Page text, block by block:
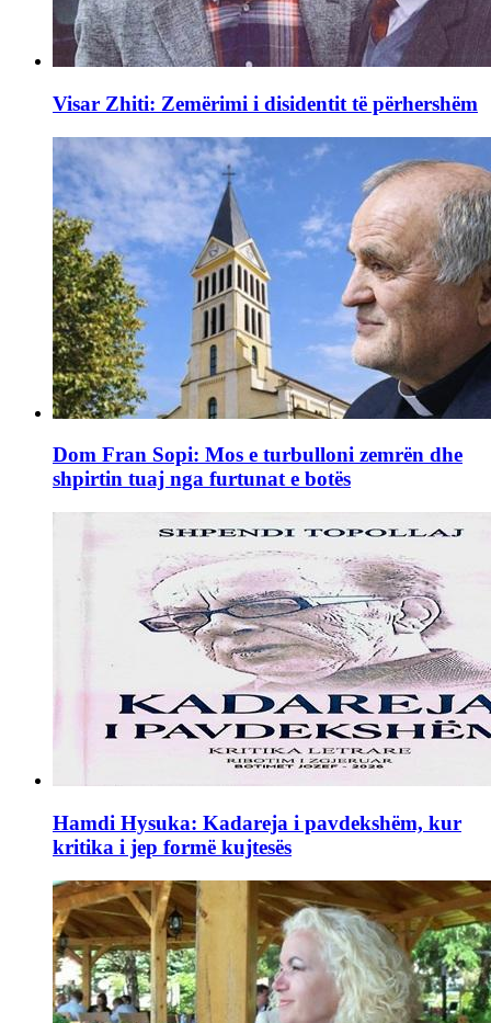
Visar Zhiti: Zemërimi i disidentit të përhershëm
Dom Fran Sopi: Mos e turbulloni zemrën dhe
shpirtin tuaj nga furtunat e botës
Hamdi Hysuka: Kadareja i pavdekshëm, kur
kritika i jep formë kujtesës